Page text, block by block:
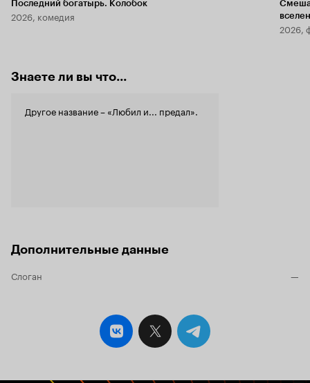
Последний богатырь. Колобок
2026, комедия
2026,
Знаете ли вы что...
Другое название – «Любил и... предал».
Дополнительные данные
Слоган —